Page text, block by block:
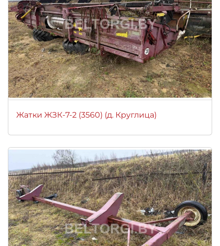
Жатки ЖЗК-7-2 (3560) (д. Круглица)